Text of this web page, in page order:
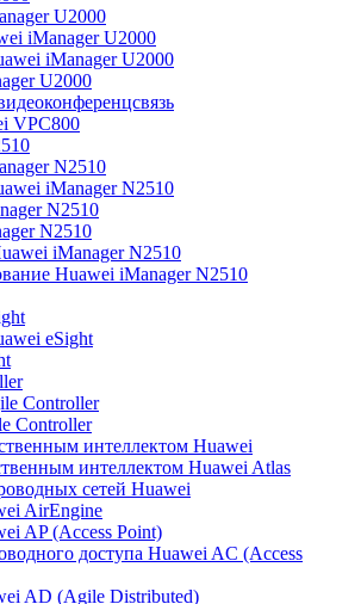
U2000
iManager U2000
iManager U2000
U2000
VPC800
N2510
iManager N2510
N2510
N2510
iManager N2510
Huawei iManager N2510
eSight
Controller
Controller
интеллектом Huawei
интеллектом Huawei Atlas
сетей Huawei
AirEngine
AP (Access Point)
доступа Huawei AC (Access
AD (Agile Distributed)